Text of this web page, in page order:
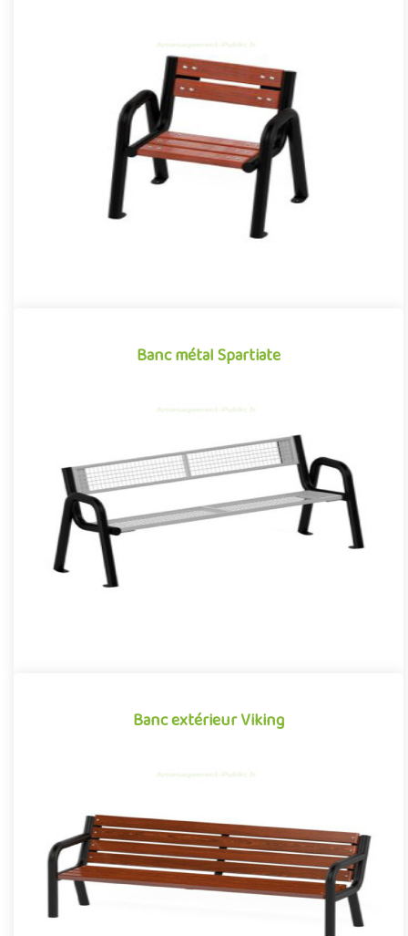
Chaise Spartiate
Mobilier urbain pour aménagement public extérieur, la chaise
Spartiate se démarque par son design contemporain associant
avec..
Banc métal Spartiate
Banc métal Spartiate
Mobilier urbain pour aménagement public extérieur, le banc avec
dossier de la gamme Spartiate se démarque par son design
cont..
Banc extérieur Viking
Mobilier urbain pour aménagement public extérieur, le banc
Viking se démarque par son design contemporain associant
avec succ..